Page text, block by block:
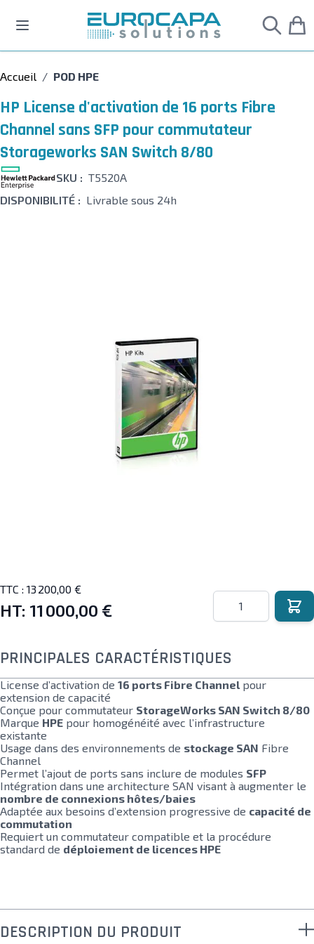
Accueil / POD HPE
HP License d'activation de 16 ports Fibre
Channel sans SFP pour commutateur
Storageworks SAN Switch 8/80
SKU : T5520A
DISPONIBILITÉ : Livrable sous 24h
TTC : 13 200,00 €
HT: 11 000,00 €
Quantité
PRINCIPALES CARACTÉRISTIQUES
License d’activation de 16 ports Fibre Channel pour
extension de capacité
Conçue pour commutateur StorageWorks SAN Switch 8/80
Marque HPE pour homogénéité avec l’infrastructure
existante
Usage dans des environnements de stockage SAN Fibre
Channel
Permet l’ajout de ports sans inclure de modules SFP
Intégration dans une architecture SAN visant à augmenter le
nombre de connexions hôtes/baies
Adaptée aux besoins d’extension progressive de capacité de
commutation
Requiert un commutateur compatible et la procédure
standard de déploiement de licences HPE
DESCRIPTION DU PRODUIT